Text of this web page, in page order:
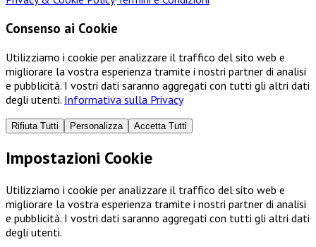
Consenso ai Cookie
Utilizziamo i cookie per analizzare il traffico del sito web e
migliorare la vostra esperienza tramite i nostri partner di analisi
e pubblicità. I vostri dati saranno aggregati con tutti gli altri dati
degli utenti. Informativa sulla Privacy
Rifiuta Tutti Personalizza Accetta Tutti
Impostazioni Cookie
Utilizziamo i cookie per analizzare il traffico del sito web e
migliorare la vostra esperienza tramite i nostri partner di analisi
e pubblicità. I vostri dati saranno aggregati con tutti gli altri dati
degli utenti.